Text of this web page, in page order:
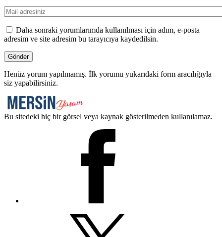
Daha sonraki yorumlarımda kullanılması için adım, e-posta
adresim ve site adresim bu tarayıcıya kaydedilsin.
Henüz yorum yapılmamış. İlk yorumu yukarıdaki form aracılığıyla
siz yapabilirsiniz.
Bu sitedeki hiç bir görsel veya kaynak gösterilmeden kullanılamaz.